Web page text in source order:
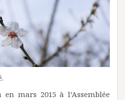
mars 2015 à l’Assemblée